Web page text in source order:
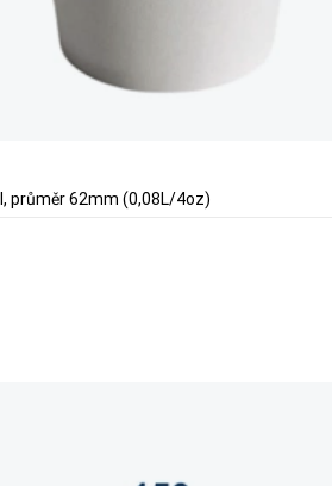
průměr 62mm (0,08L/4oz)